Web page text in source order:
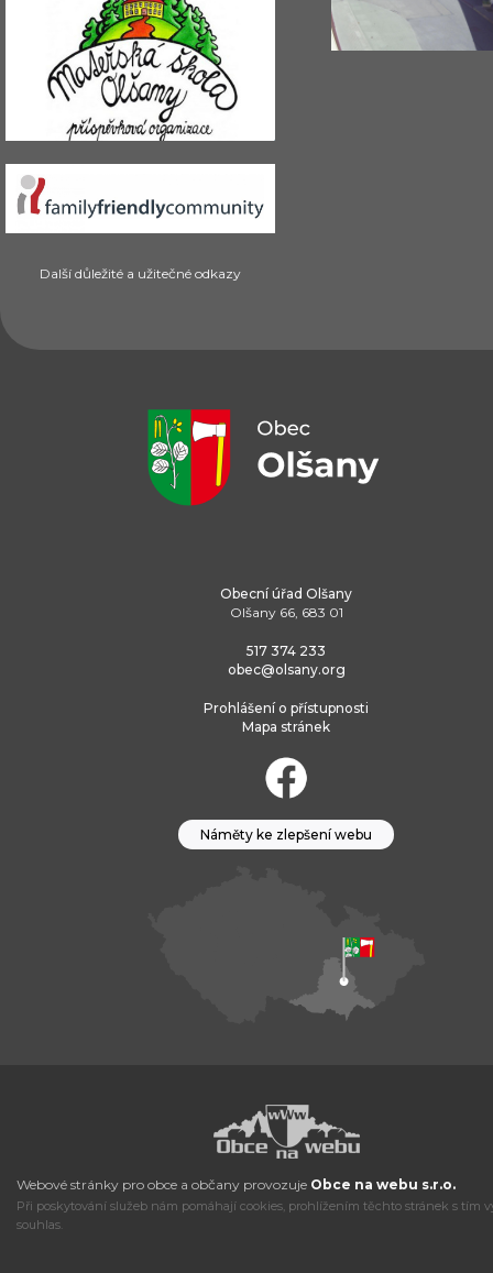
Další důležité a užitečné odkazy
Obecní úřad Olšany
Olšany 66, 683 01
517 374 233
obec@olsany.org
Prohlášení o přístupnosti
Mapa stránek
Náměty ke zlepšení webu
Webové stránky pro obce a občany provozuje Obce na webu s.r.o.
Při poskytování služeb nám pomáhají cookies, prohlížením těchto stránek s tím
souhlas.